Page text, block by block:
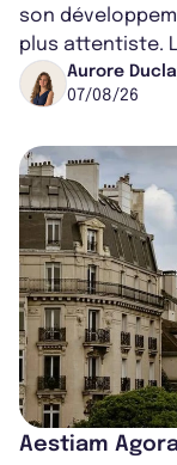
son
plus attentiste.
progresse de
Aurore
07/08/26
Aestiam